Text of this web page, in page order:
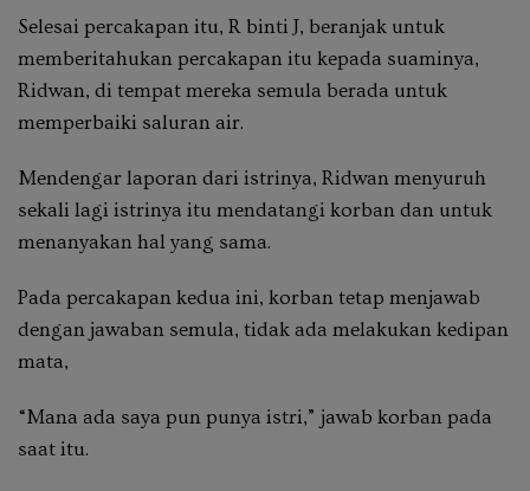
Selesai percakapan itu, R binti J, beranjak untuk
memberitahukan percakapan itu kepada suaminya,
Ridwan, di tempat mereka semula berada untuk
memperbaiki saluran air.
Mendengar laporan dari istrinya, Ridwan menyuruh
sekali lagi istrinya itu mendatangi korban dan untuk
menanyakan hal yang sama.
Pada percakapan kedua ini, korban tetap menjawab
dengan jawaban semula, tidak ada melakukan kedipan
mata,
“Mana ada saya pun punya istri,” jawab korban pada
saat itu.